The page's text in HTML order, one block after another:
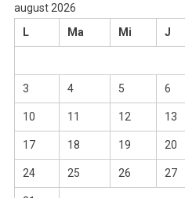
august 2026
L
Ma Mi J
3 4 5 6
10 11 12 13
17 18 19 20
24 25 26 27